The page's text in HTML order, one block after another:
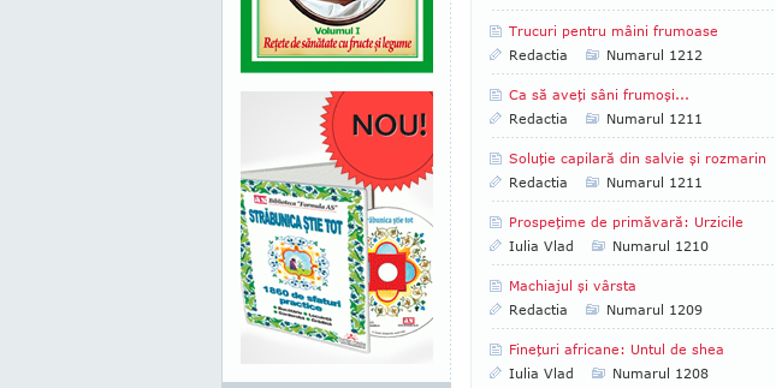
Trucuri pentru mâini frumoase
Redactia
Numarul 1212
Ca să aveţi sâni frumoşi...
Redactia
Numarul 1211
Soluţie capilară din salvie şi rozmarin
Redactia
Numarul 1211
Prospeţime de primăvară: Urzicile
Iulia Vlad
Numarul 1210
Machiajul şi vârsta
Redactia
Numarul 1209
Fineţuri africane: Untul de shea
Iulia Vlad
Numarul 1208